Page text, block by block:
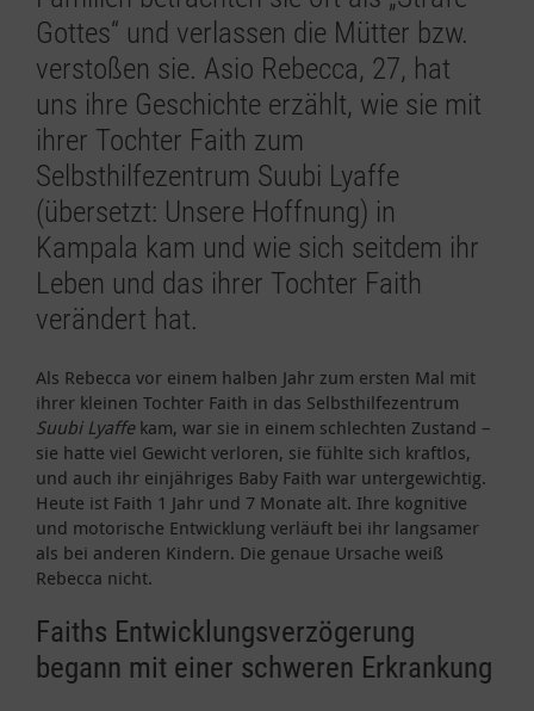
Gottes“ und verlassen die Mütter bzw.
verstoßen sie. Asio Rebecca, 27, hat
uns ihre Geschichte erzählt, wie sie mit
ihrer Tochter Faith zum
Selbsthilfezentrum Suubi Lyaffe
(übersetzt: Unsere Hoffnung) in
Kampala kam und wie sich seitdem ihr
Leben und das ihrer Tochter Faith
verändert hat.
Als Rebecca vor einem halben Jahr zum ersten Mal mit
ihrer kleinen Tochter Faith in das Selbsthilfezentrum
Suubi Lyaffekam, war sie in einem schlechten Zustand –
sie hatte viel Gewicht verloren, sie fühlte sich kraftlos,
und auch ihr einjähriges Baby Faith war untergewichtig.
Heute ist Faith 1 Jahr und 7 Monate alt. Ihre kognitive
und motorische Entwicklung verläuft bei ihr langsamer
als bei anderen Kindern. Die genaue Ursache weiß
Rebecca nicht.
Faiths Entwicklungsverzögerung
begann mit einer schweren Erkrankung